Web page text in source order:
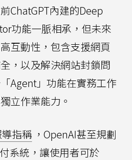
ChatGPT內建的Deep
功能一脈相承，但未來
互動性，包含支援網頁
，以及解決網站封鎖問
Agent」功能在實務工作
立作業能力。
指稱 ，OpenAI甚至規劃
系統，讓使用者可於